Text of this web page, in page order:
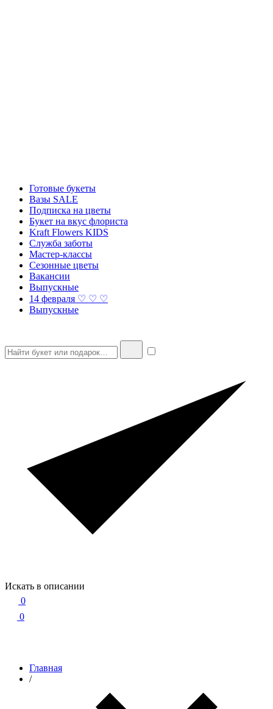
Готовые букеты
Вазы SALE
Подписка на цветы
Букет на вкус флориста
Kraft Flowers KIDS
Служба заботы
Мастер-классы
Сезонные цветы
Вакансии
Выпускные
14 февраля ♡ ♡ ♡
Выпускные
Искать в описании
0
0
Главная
/